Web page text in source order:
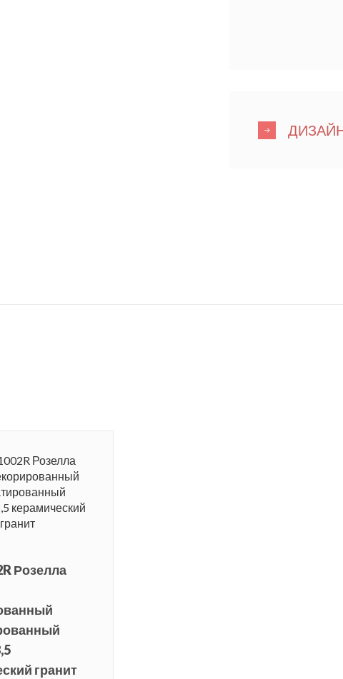
Розелла
гранит